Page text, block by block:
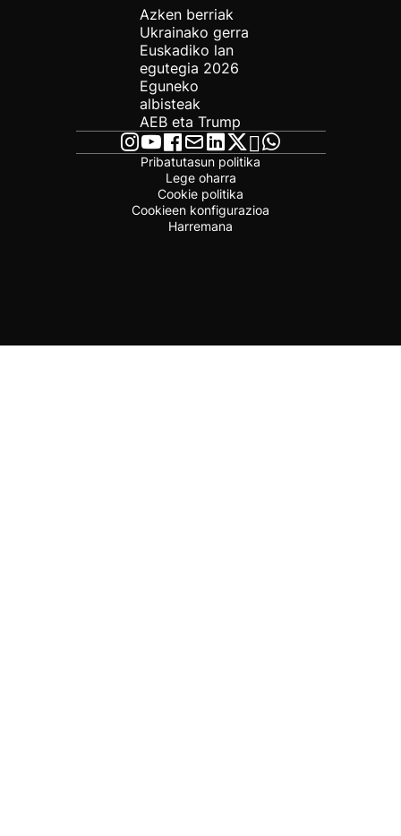
Azken berriak
Ukrainako gerra
Euskadiko lan
egutegia 2026
Eguneko
albisteak
AEB eta Trump
Pribatutasun politika
Lege oharra
Cookie politika
Cookieen konfigurazioa
Harremana